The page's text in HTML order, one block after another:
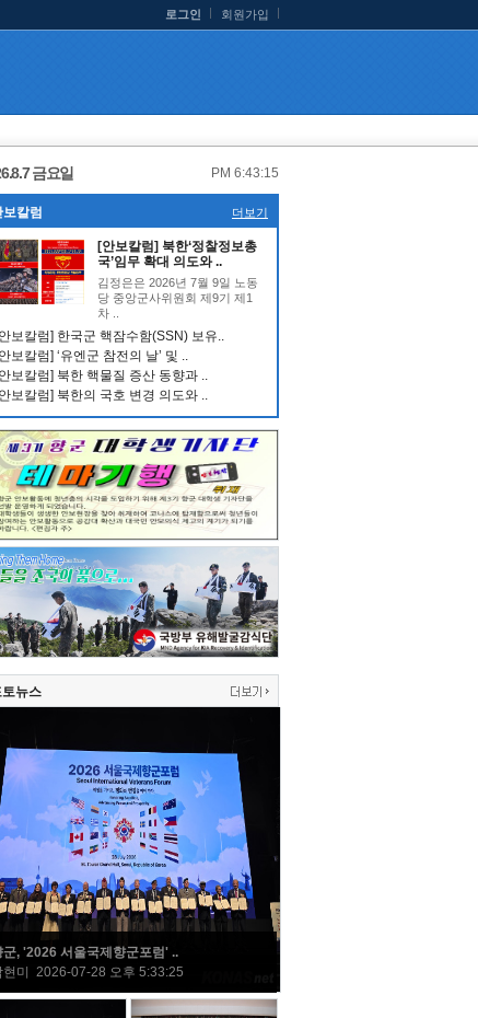
로그인 회원가입
금요일 PM 6:43:15
보칼럼 더보기
[안보칼럼] 북한‘정찰정보총
국’임무 확대 의도와 ..
김정은은 2026년 7월 9일 노동
당 중앙군사위원회 제9기 제1
차 ..
보칼럼] 한국군 핵잠수함(SSN) 보유..
보칼럼] ‘유엔군 참전의 날’ 및 ..
보칼럼] 북한 핵물질 증산 동향과 ..
보칼럼] 북한의 국호 변경 의도와 ..
토뉴스
군, '2026 서울국제향군포럼' ..
현미 2026-07-28 오후 5:33:25